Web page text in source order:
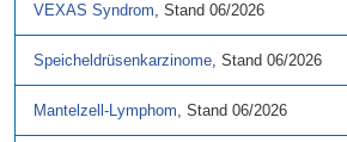
VEXAS Syndrom, Stand 06/2026
Speicheldrüsenkarzinome, Stand 06/2026
Mantelzell-Lymphom, Stand 06/2026